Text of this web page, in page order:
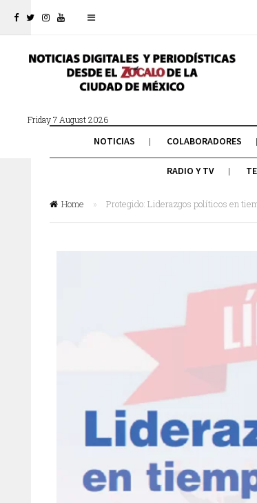
Friday 7 August 2026
NOTICIAS COLABORADORES
RADIO Y TV
Home » Protegido: Liderazgos políticos en